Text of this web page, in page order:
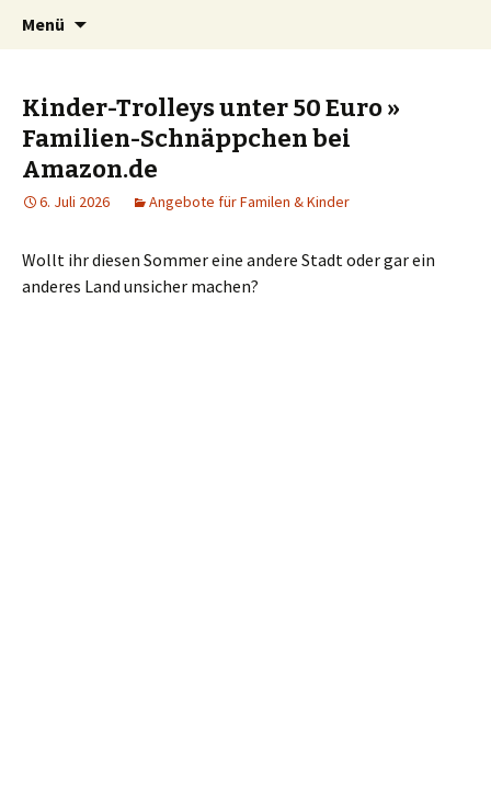
SparZwerge.de
Kindersachen kostenlos, Deals, Rabatte für
Eltern
Menü
Kinder-Trolleys unter 50 Euro »
Familien-Schnäppchen bei
Amazon.de
6. Juli 2026 Angebote für Familen & Kinder
Wollt ihr diesen Sommer eine andere Stadt oder gar ein
anderes Land unsicher machen?